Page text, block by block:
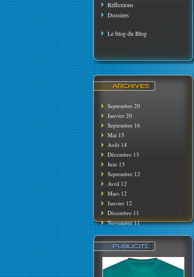
Réflexions
Dossiers
Le blog du Blog
Septembre 20
Janvier 20
Septembre 16
Mai 15
Août 14
Décembre 13
Juin 13
Septembre 12
Avril 12
Mars 12
Janvier 12
Décembre 11
Novembre 11